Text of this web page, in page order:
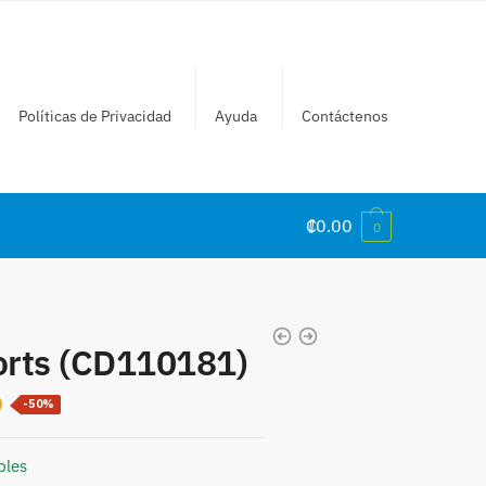
Políticas de Privacidad Ayuda Contáctenos
₡0.00 0
(CD110181)
Current
is:
-50%